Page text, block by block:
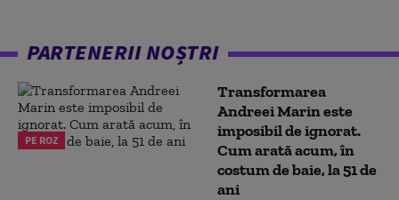
PARTENERII NOȘTRI
PE ROZ
Transformarea
Andreei Marin este
imposibil de ignorat.
Cum arată acum, în
costum de baie, la 51 de
ani